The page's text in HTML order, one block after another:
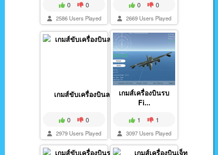
0 0
2586 Users Played
0 0
2669 Users Played
เกมส์ขับเครื่องบินลง...
0 0
2979 Users Played
เกมส์เครื่องบินรบ
Fi...
1 1
3097 Users Played